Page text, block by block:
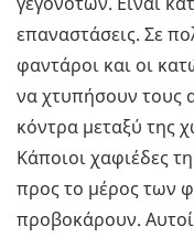
επαναστάσεις. Σε
φαντάροι και οι
να χτυπήσουν τους
κόντρα μεταξύ της
Κάποιοι χαφιέδες
προς το μέρος των
προβοκάρουν.